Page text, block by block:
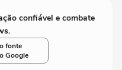
confiável e combate
fonte
Google